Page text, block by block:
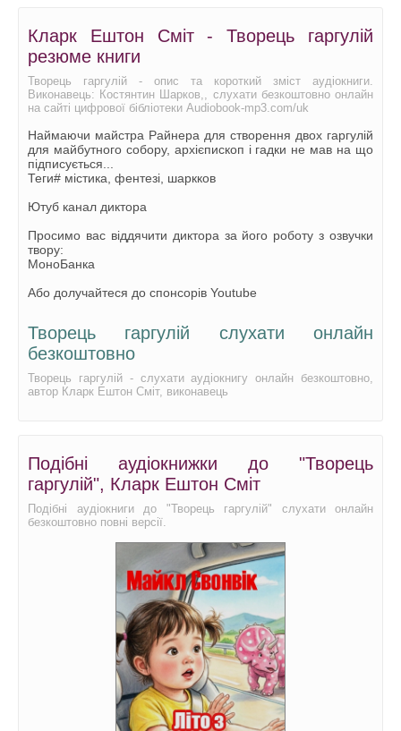
Кларк Ештон Сміт - Творець гаргулій
резюме книги
Творець гаргулій - опис та короткий зміст аудіокниги.
Виконавець: Костянтин Шарков,, слухати безкоштовно онлайн
на сайті цифрової бібліотеки Audiobook-mp3.com/uk
Наймаючи майстра Райнера для створення двох гаргулій
для майбутного собору, архієпископ і гадки не мав на що
підписується...
Теги# містика, фентезі, шаркков
Ютуб канал диктора
Просимо вас віддячити диктора за його роботу з озвучки
твору:
МоноБанка
Або долучайтеся до спонсорів Youtube
Творець гаргулій слухати онлайн
безкоштовно
Творець гаргулій - слухати аудіокнигу онлайн безкоштовно,
автор Кларк Ештон Сміт, виконавець
Подібні аудіокнижки до "Творець
гаргулій", Кларк Ештон Сміт
Подібні аудіокниги до "Творець гаргулій" слухати онлайн
безкоштовно повні версії.